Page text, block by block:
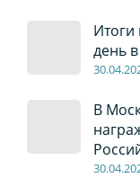
день
30.04
В
30.04